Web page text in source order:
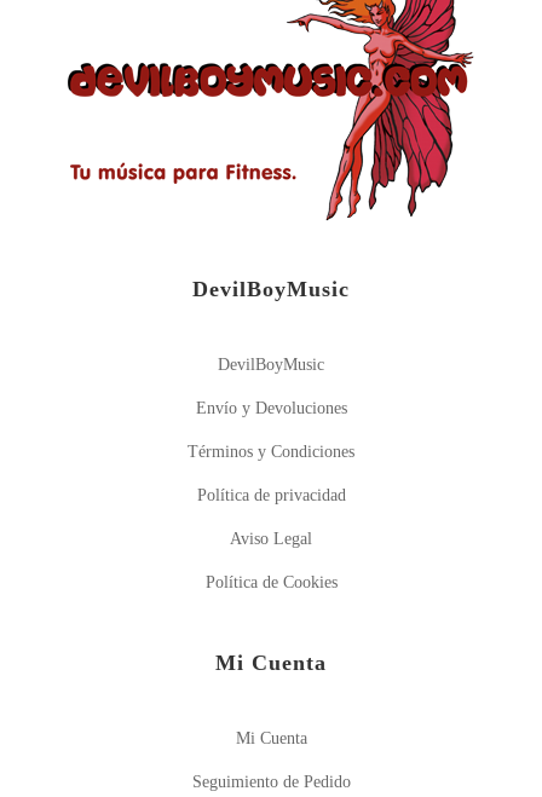
DevilBoyMusic
DevilBoyMusic
Envío y Devoluciones
Términos y Condiciones
Política de privacidad
Aviso Legal
Política de Cookies
Mi Cuenta
Mi Cuenta
Seguimiento de Pedido